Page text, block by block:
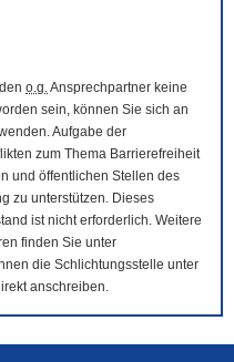
o.g.Ansprechpartner keine
sein, können Sie sich an
Aufgabe der
zum Thema Barrierefreiheit
und öffentlichen Stellen des
zu unterstützen. Dieses
ist nicht erforderlich. Weitere
finden Sie unter
die Schlichtungsstelle unter
anschreiben.